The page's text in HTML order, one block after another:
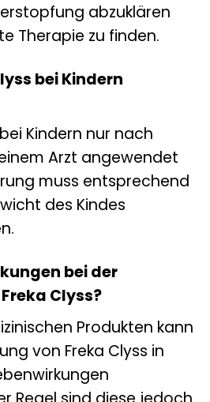
abzuklären
Therapie zu finden.
bei Kindern
Kindern nur nach
Arzt angewendet
muss entsprechend
des Kindes
bei der
Clyss?
Produkten kann
von Freka Clyss in